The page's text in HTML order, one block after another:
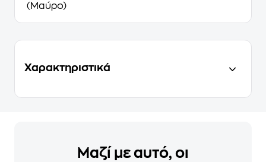
(Μαύρο)
Χαρακτηριστικά
Μαζί με αυτό, οι